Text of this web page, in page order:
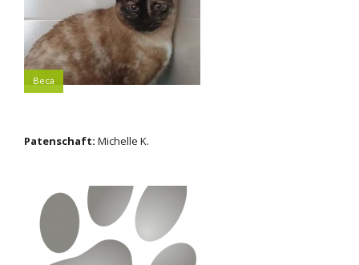
Beca
Patenschaft: Michelle K.